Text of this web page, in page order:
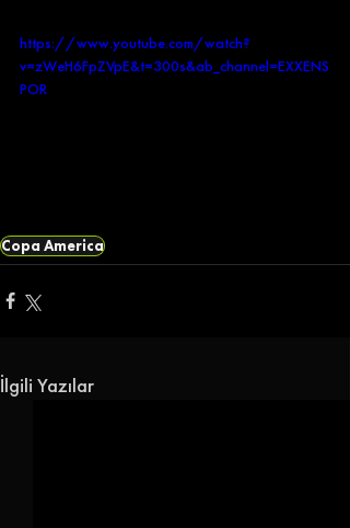
https://www.youtube.com/watch?
v=zWeH6FpZVpE&t=300s&ab_channel=EXXENS
POR
Copa America
İlgili Yazılar